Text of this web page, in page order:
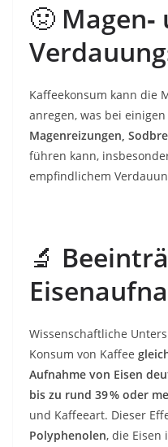
🤢 Magen‑
Kaffeekonsum kann die
anregen, was bei
Magenreizungen,
führen kann,
empfindlichem
🔬
Wissenschaftliche
Konsum von Kaffee
Aufnahme von Eisen
bis zu rund 39 % oder
und Kaffeeart. Dieser
Polyphenolen, die Eisen